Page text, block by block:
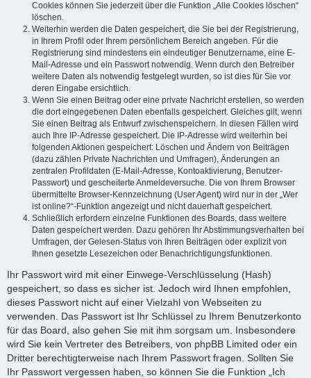
Cookies können Sie jederzeit über die Funktion „Alle Cookies löschen“
löschen.
Weiterhin werden die Daten gespeichert, die Sie bei der Registrierung,
in Ihrem Profil oder Ihrem persönlichem Bereich angeben. Für die
Registrierung sind mindestens ein eindeutiger Benutzername, eine E-
Mail-Adresse und ein Passwort notwendig. Wenn durch den Betreiber
weitere Daten als notwendig festgelegt wurden, so ist dies für Sie vor
deren Eingabe ersichtlich.
Wenn Sie einen Beitrag oder eine private Nachricht erstellen, so werden
die dort eingegebenen Daten ebenfalls gespeichert. Gleiches gilt, wenn
Sie einen Beitrag als Entwurf zwischenspeichern. In diesen Fällen wird
auch Ihre IP-Adresse gespeichert. Die IP-Adresse wird weiterhin bei
folgenden Aktionen gespeichert: Löschen und Ändern von Beiträgen
(dazu zählen Private Nachrichten und Umfragen), Änderungen an
zentralen Profildaten (E-Mail-Adresse, Kontoaktivierung, Benutzer-
Passwort) und gescheiterte Anmeldeversuche. Die von Ihrem Browser
übermittelte Browser-Kennzeichnung (User Agent) wird nur in der „Wer
ist online?“-Funktion angezeigt und nicht dauerhaft gespeichert.
Schließlich erfordern einzelne Funktionen des Boards, dass weitere
Daten gespeichert werden. Dazu gehören Ihr Abstimmungsverhalten bei
Umfragen, der Gelesen-Status von Ihren Beiträgen oder explizit von
Ihnen gesetzte Lesezeichen oder Benachrichtigungsfunktionen.
Ihr Passwort wird mit einer Einwege-Verschlüsselung (Hash)
gespeichert, so dass es sicher ist. Jedoch wird Ihnen empfohlen,
dieses Passwort nicht auf einer Vielzahl von Webseiten zu
verwenden. Das Passwort ist Ihr Schlüssel zu Ihrem Benutzerkonto
für das Board, also gehen Sie mit ihm sorgsam um. Insbesondere
wird Sie kein Vertreter des Betreibers, von phpBB Limited oder ein
Dritter berechtigterweise nach Ihrem Passwort fragen. Sollten Sie
Ihr Passwort vergessen haben, so können Sie die Funktion „Ich